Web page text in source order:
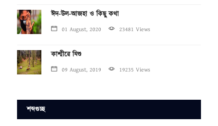
ঈদ-উল-আজহা ও কিছু কথা
01 August, 2020 23481 Views
কাশ্মীরে যিশু
09 August, 2019 19235 Views
শব্দগুচ্ছ